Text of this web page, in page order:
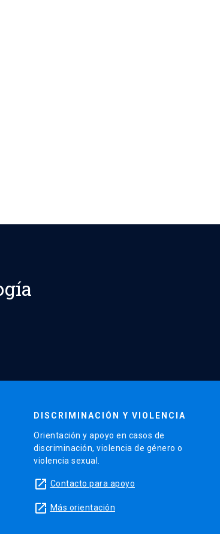
DISCRIMINACIÓN Y VIOLENCIA
Orientación y apoyo en casos de
discriminación, violencia de género o
violencia sexual.
launch Contacto para apoyo
launch Más orientación